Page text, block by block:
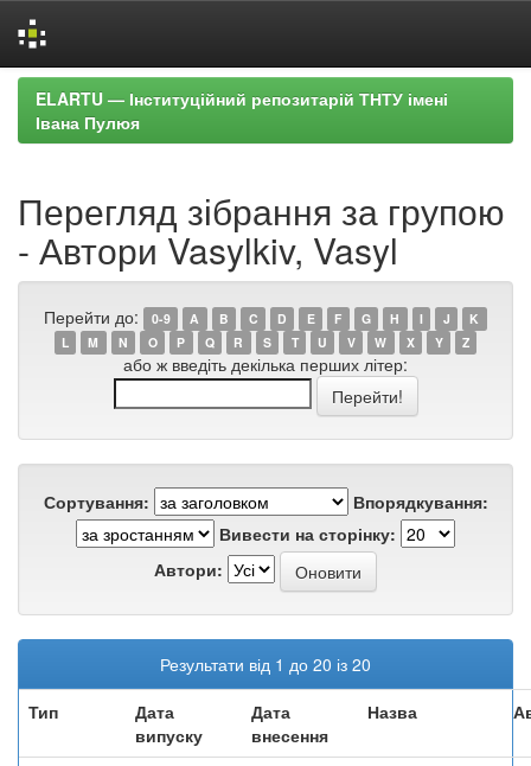
Skip
navigation
ELARTU — Інституційний репозитарій ТНТУ імені
Івана Пулюя
Перегляд зібрання за групою
- Автори Vasylkiv, Vasyl
Перейти до: 0-9 A B C D E F G H I J
K
L
M N O P Q R S T U V W X Y Z
або ж введіть декілька перших літер:
Сортування:
Впорядкування:
Вивести на сторінку:
Автори:
Результати від 1 до 20 із 20
Тип
Дата
випуску
Дата
внесення
Назва